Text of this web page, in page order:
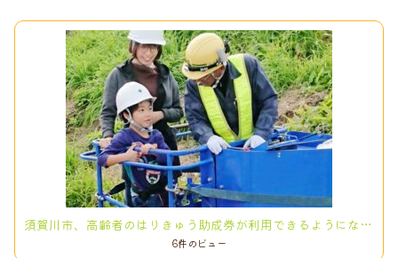
須賀川市、高齢者のはりきゅう助成券が利用できるようになりました！
6件のビュー